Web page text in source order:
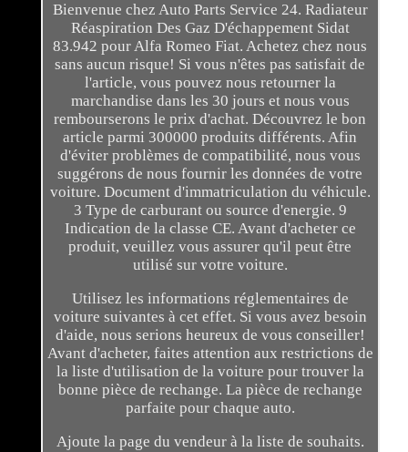
Bienvenue chez Auto Parts Service 24. Radiateur
Réaspiration Des Gaz D'échappement Sidat
83.942 pour Alfa Romeo Fiat. Achetez chez nous
sans aucun risque! Si vous n'êtes pas satisfait de
l'article, vous pouvez nous retourner la
marchandise dans les 30 jours et nous vous
rembourserons le prix d'achat. Découvrez le bon
article parmi 300000 produits différents. Afin
d'éviter problèmes de compatibilité, nous vous
suggérons de nous fournir les données de votre
voiture. Document d'immatriculation du véhicule.
3 Type de carburant ou source d'energie. 9
Indication de la classe CE. Avant d'acheter ce
produit, veuillez vous assurer qu'il peut être
utilisé sur votre voiture.
Utilisez les informations réglementaires de
voiture suivantes à cet effet. Si vous avez besoin
d'aide, nous serions heureux de vous conseiller!
Avant d'acheter, faites attention aux restrictions de
la liste d'utilisation de la voiture pour trouver la
bonne pièce de rechange. La pièce de rechange
parfaite pour chaque auto.
Ajoute la page du vendeur à la liste de souhaits.